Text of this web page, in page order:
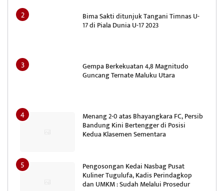
Bima Sakti ditunjuk Tangani Timnas U-
17 di Piala Dunia U-17 2023
Gempa Berkekuatan 4,8 Magnitudo
Guncang Ternate Maluku Utara
Menang 2-0 atas Bhayangkara FC, Persib
Bandung Kini Bertengger di Posisi
Kedua Klasemen Sementara
Pengosongan Kedai Nasbag Pusat
Kuliner Tugulufa, Kadis Perindagkop
dan UMKM : Sudah Melalui Prosedur